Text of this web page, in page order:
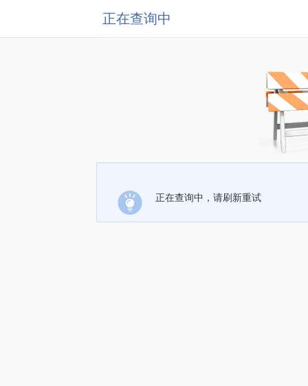
正在查询中
正在查询中，请刷新重试